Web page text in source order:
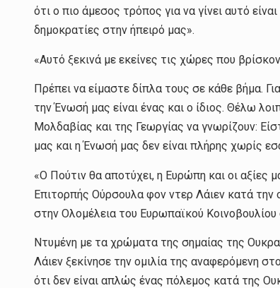
ότι ο πιο άμεσος τρόπος για να γίνει αυτό
δημοκρατίες στην ήπειρό μας».
«Αυτό ξεκινά με εκείνες τις χώρες που
Πρέπει να είμαστε δίπλα τους σε κάθε βήμα.
την Ένωσή μας είναι ένας και ο ίδιος. Θέλω
Μολδαβίας και της Γεωργίας να γνωρίζουν:
μας και η Ένωσή μας δεν είναι πλήρης χωρίς
«Ο Πούτιν θα αποτύχει, η Ευρώπη και οι
Επιτορπής Ούρσουλα φον ντερ Λάιεν κατά
στην Ολομέλεια του Ευρωπαϊκού
Ντυμένη με τα χρώματα της σημαίας της
Λάιεν ξεκίνησε την ομιλία της αναφερόμενη
ότι δεν είναι απλώς ένας πόλεμος κατά της